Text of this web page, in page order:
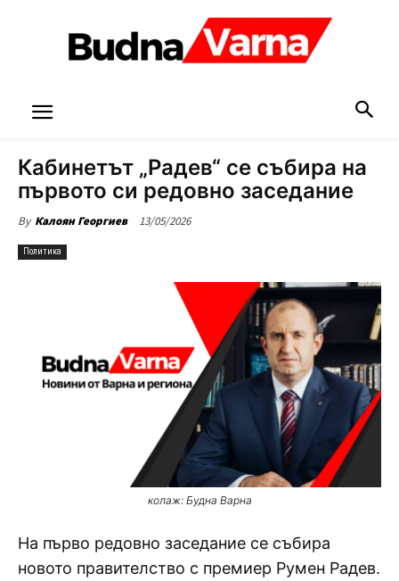
Кабинетът „Радев“ се събира на
първото си редовно заседание
By Калоян Георгиев 13/05/2026
Политика
колаж: Будна Варна
На първо редовно заседание се събира
новото правителство с премиер Румен Радев.